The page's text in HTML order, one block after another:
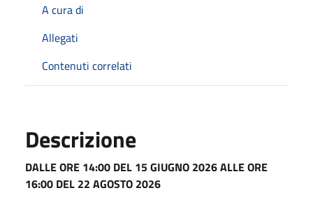
A cura di
Allegati
Contenuti correlati
Descrizione
DALLE ORE 14:00 DEL 15 GIUGNO 2026 ALLE ORE
16:00 DEL 22 AGOSTO 2026